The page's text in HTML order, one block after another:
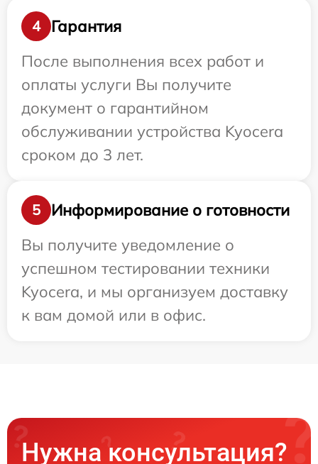
4
Гарантия
После выполнения всех работ и
оплаты услуги Вы получите
документ о гарантийном
обслуживании устройства Kyocera
сроком до 3 лет.
5
Информирование о готовности
Вы получите уведомление о
успешном тестировании техники
Kyocera, и мы организуем доставку
к вам домой или в офис.
Нужна консультация?